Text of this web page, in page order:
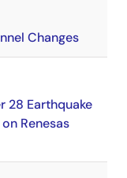
Changes
28 Earthquake
Renesas